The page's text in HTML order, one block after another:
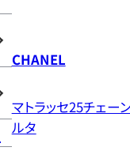
CHANEL
マトラッセ25チェー
ルタ